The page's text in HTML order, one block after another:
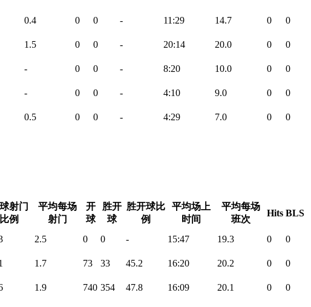
0.4 0 0 - 11:29 14.7 0 0
1.5 0 0 - 20:14 20.0 0
0
- 0 0 - 8:20 10.0 0 0
- 0 0 - 4:10 9.0 0 0
0.5 0 0 - 4:29 7.0 0
0
射门
比例
平均每场
射门
开
球
胜开
球
胜开球比
例
平均场上
时间
平均每场
班次
Hits BLS
2.5 0 0 - 15:47 19.3 0 0
1.7 73 33 45.2 16:20 20.2 0 0
1.9 740 354 47.8 16:09 20.1 0 0